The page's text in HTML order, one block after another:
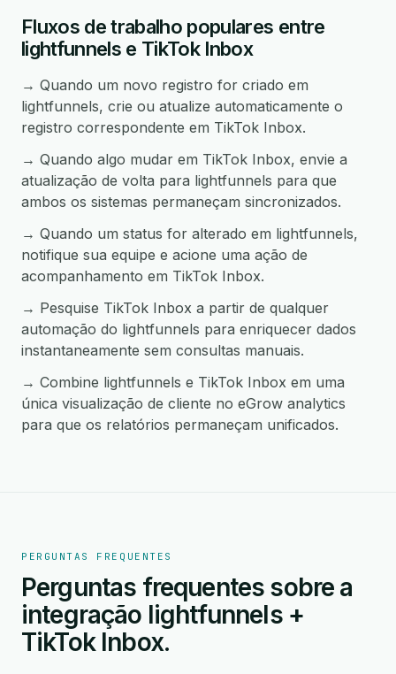
Fluxos de trabalho populares entre
lightfunnels e TikTok Inbox
→ Quando um novo registro for criado em
lightfunnels, crie ou atualize automaticamente o
registro correspondente em TikTok Inbox.
→ Quando algo mudar em TikTok Inbox, envie a
atualização de volta para lightfunnels para que
ambos os sistemas permaneçam sincronizados.
→ Quando um status for alterado em lightfunnels,
notifique sua equipe e acione uma ação de
acompanhamento em TikTok Inbox.
→ Pesquise TikTok Inbox a partir de qualquer
automação do lightfunnels para enriquecer dados
instantaneamente sem consultas manuais.
→ Combine lightfunnels e TikTok Inbox em uma
única visualização de cliente no eGrow analytics
para que os relatórios permaneçam unificados.
PERGUNTAS FREQUENTES
Perguntas frequentes sobre a
integração lightfunnels +
TikTok Inbox.